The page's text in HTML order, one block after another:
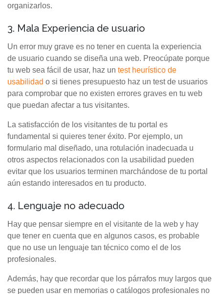
organizarlos.
3. Mala Experiencia de usuario
Un error muy grave es no tener en cuenta la experiencia
de usuario cuando se diseña una web. Preocúpate porque
tu web sea fácil de usar, haz un test heurístico de
usabilidad o si tienes presupuesto haz un test de usuarios
para comprobar que no existen errores graves en tu web
que puedan afectar a tus visitantes.
La satisfacción de los visitantes de tu portal es
fundamental si quieres tener éxito. Por ejemplo, un
formulario mal diseñado, una rotulación inadecuada u
otros aspectos relacionados con la usabilidad pueden
evitar que los usuarios terminen marchándose de tu portal
aún estando interesados en tu producto.
4. Lenguaje no adecuado
Hay que pensar siempre en el visitante de la web y hay
que tener en cuenta que en algunos casos, es probable
que no use un lenguaje tan técnico como el de los
profesionales.
Además, hay que recordar que los párrafos muy largos que
se pueden usar en memorias o catálogos profesionales no